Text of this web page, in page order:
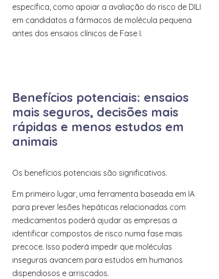
específica, como apoiar a avaliação do risco de DILI
em candidatos a fármacos de molécula pequena
antes dos ensaios clínicos de Fase I.
Benefícios potenciais: ensaios
mais seguros, decisões mais
rápidas e menos estudos em
animais
Os benefícios potenciais são significativos.
Em primeiro lugar, uma ferramenta baseada em IA
para prever lesões hepáticas relacionadas com
medicamentos poderá ajudar as empresas a
identificar compostos de risco numa fase mais
precoce. Isso poderá impedir que moléculas
inseguras avancem para estudos em humanos
dispendiosos e arriscados.